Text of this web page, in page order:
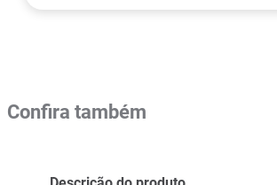
Confira também